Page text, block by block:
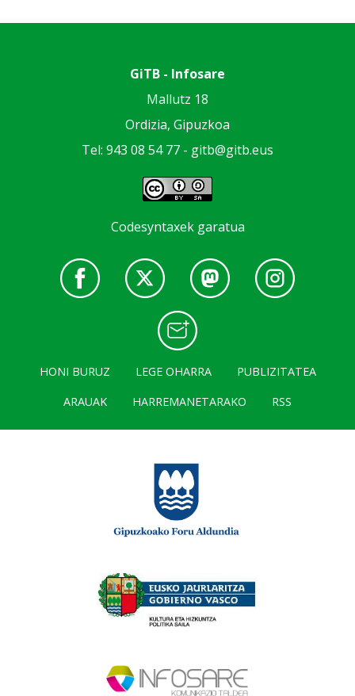
GiTB - Infosare
Mallutz 18
Ordizia, Gipuzkoa
Tel: 943 08 54 77 - gitb@gitb.eus
Codesyntaxek garatua
HONI BURUZ LEGE OHARRA
PUBLIZITATEA
ARAUAK
HARREMANETARAKO RSS